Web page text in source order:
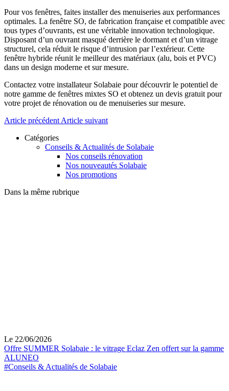
Pour vos fenêtres, faites installer des menuiseries aux performances
optimales. La fenêtre SO, de fabrication française et compatible avec
tous types d’ouvrants, est une véritable innovation technologique.
Disposant d’un ouvrant masqué derrière le dormant et d’un vitrage
structurel, cela réduit le risque d’intrusion par l’extérieur. Cette
fenêtre hybride réunit le meilleur des matériaux (alu, bois et PVC)
dans un design moderne et sur mesure.
Contactez votre installateur Solabaie pour découvrir le potentiel de
notre gamme de fenêtres mixtes SO et obtenez un devis gratuit pour
votre projet de rénovation ou de menuiseries sur mesure.
Article précédent Article suivant
Catégories
Conseils & Actualités de Solabaie
Nos conseils rénovation
Nos nouveautés Solabaie
Nos promotions
Dans la même rubrique
Le 22/06/2026
Offre SUMMER Solabaie : le vitrage Eclaz Zen offert sur la gamme
ALUNEO
#Conseils & Actualités de Solabaie